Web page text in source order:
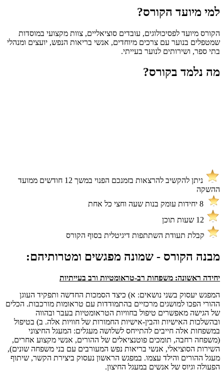
למי מיועד הקורס?
הקורס מיועד לפסיכולוגים, עובדים סוציאליים, צוות מקצועי במוסדות
שמטפלים בנוער עם צרכים מיוחדים, אנשי בריאות הנפש, יועצים ומנהלי
בתי ספר, ושירותים לנוער בעייתי.
מה נלמד בקורס?
ניתן להקשיב להרצאות בזמנכם הפנוי במשך 12 חודשים ממועד
ההשקה
קבלת תעודת השתתפות דיגיטלית בסוף הקורס
מבנה הקורס - שמונה מפגשים ומטרותיהם:
יחידה ראשונה: משפחות רב-טראומטיות ורב בעייתיות
המפגש יעסוק בשני נושאים: א) כיצד הסמכות החדשה ותפקיד העוגן
ההורי הפכו למושגים מרכזיים בהתמודדות עם טראומות מורכבות. הכלים
של הגישה מאפשרים טיפול בחוויות הטראומטיות בעבר ובהווה
ובהשלכות האישיות והבין-אישיות החמורות של חוויות אלה. ב) בטיפול
במשפחות אלה חייבים להתייחס לשלושה מעגלים: המעגל החיצוני
(משפחה רחבה, תומכים פוטנציאלים של ההורים, אנשי מקצוע אחרים,
השירות הסוציאלי, אנשי בריאות נפש המעורבים עם בני משפחה שונים),
מעגל ההורים והילד עצמו. במפגש הראשון נעסוק ביצירת הקשר, שיתוף
הפעולה וגיוס של אנשים במעגל החיצון.